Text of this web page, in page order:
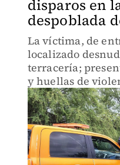
disparos en
despoblada
La víctima, de
localizado
terracería;
y huellas de